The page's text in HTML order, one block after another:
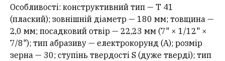
Особливості: конструктивний тип — Т 41
(плаский); зовнішній діаметр — 180 мм; товщина —
2,0 мм; посадковий отвір — 22,23 мм (7" × 1/12" ×
7/8"); тип абразиву — електрокорунд (А); розмір
зерна — 30; ступінь твердості S (дуже тверді); тип